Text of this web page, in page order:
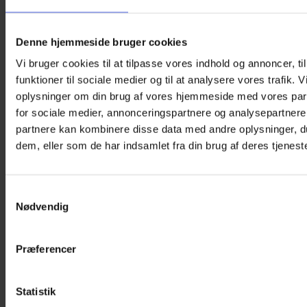
Denne hjemmeside bruger cookies
Vi bruger cookies til at tilpasse vores indhold og annoncer,
funktioner til sociale medier og til at analysere vores trafik.
oplysninger om din brug af vores hjemmeside med vores
for sociale medier, annonceringspartnere og
partnere kan kombinere disse data med andre oplysninger,
dem, eller som de har indsamlet fra din brug af deres
Nødvendig
Præferencer
Statistik